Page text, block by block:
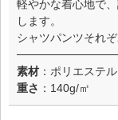
軽やかな着心地で
します。
シャツパンツそれ
素材 ：ポリエステ
重さ ：140g/㎡